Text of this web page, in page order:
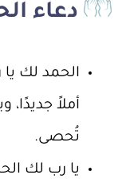
دعاء
الحمد لك
أملاً جديدًا،
تُحصى.
يا رب لك